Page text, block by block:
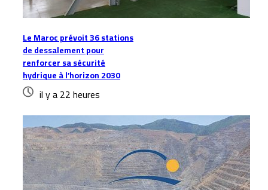
Le Maroc prévoit 36 stations
de dessalement pour
renforcer sa sécurité
hydrique à l’horizon 2030
il y a 22 heures